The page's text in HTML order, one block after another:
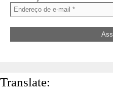
Translate: